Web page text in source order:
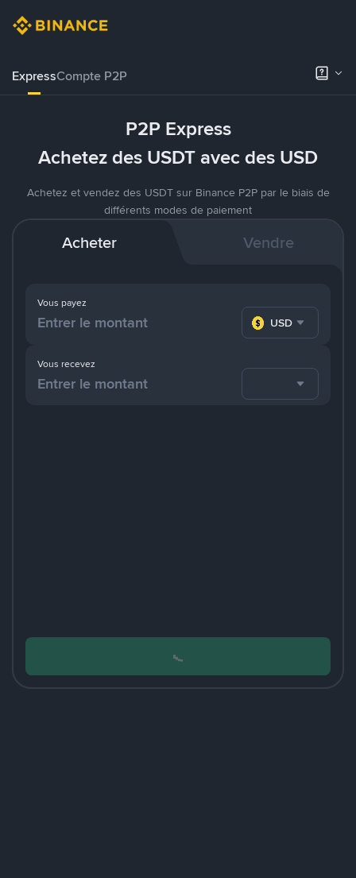
ExpressCompte P2P
P2P Express
Achetez des USDT avec des USD
Achetez et vendez des USDT sur Binance P2P par le biais de
différents modes de paiement
Acheter Vendre
Vous payez
USD
Vous recevez